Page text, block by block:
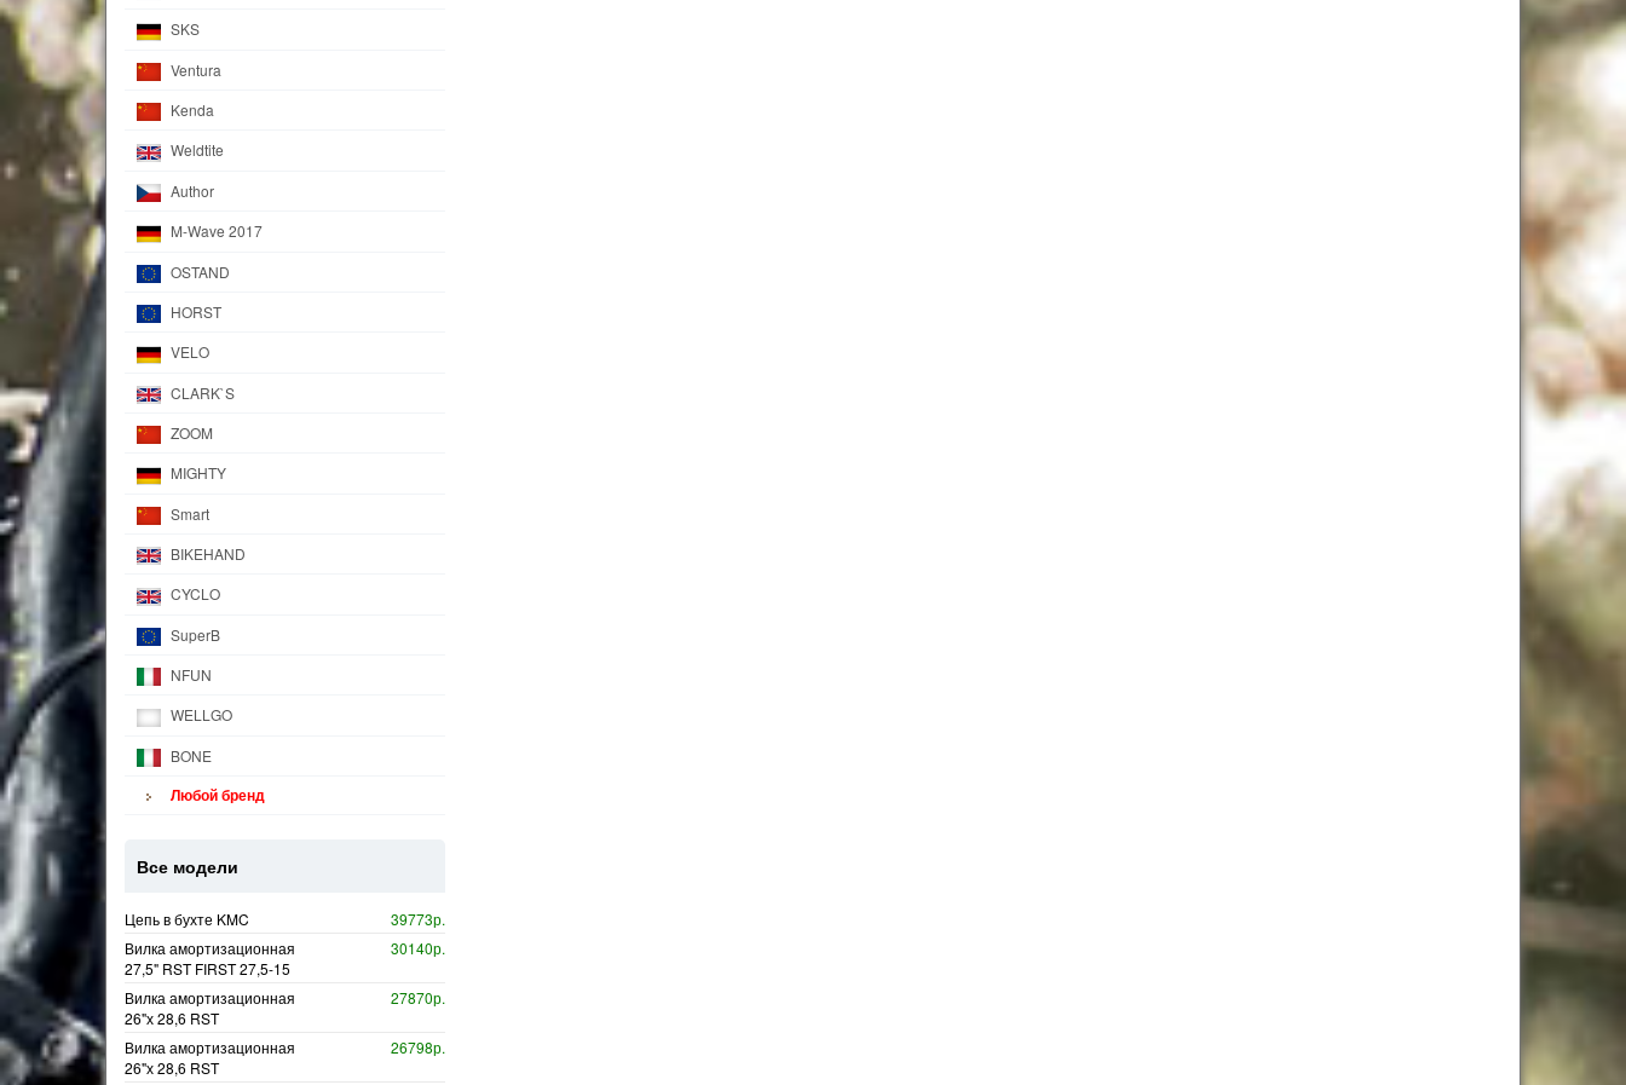
SKS
Ventura
Kenda
Weldtite
Author
M-Wave 2017
OSTAND
HORST
VELO
CLARK`S
ZOOM
MIGHTY
Smart
BIKEHAND
CYCLO
SuperB
NFUN
WELLGO
BONE
Любой бренд
Все модели
Цепь в бухте KMC
39773р.
Вилка амортизационная
27,5" RST FIRST 27,5-15
30140р.
Вилка амортизационная
26"х 28,6 RST
27870р.
Вилка амортизационная
26"х 28,6 RST
26798р.